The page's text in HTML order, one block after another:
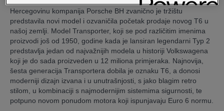
Hercegovinu kompanija Porsche BH zvanično je tržištu
predstavila novi model i ozvaničila početak prodaje novog T6 u
našoj zemlji. Model Transporter, koji se pod različitim imenima
proizvodi još od 1950, godine kada je lansiran legendarni Typ 2
predstavlja jedan od najvažnijih modela u historiji Volkswagena
koji je do sada proizveden u 12 miliona primjeraka. Najnovija,
šesta generacija Transportera dobila je oznaku T6, a donosi
moderniji dizajn izvana i u unutrašnjosti, s jako blagim retro
stilom, u kombinaciji s najmodernijim sistemima sigurnosti, te
potpuno novom ponudom motora koji ispunjavaju Euro 6 normu.